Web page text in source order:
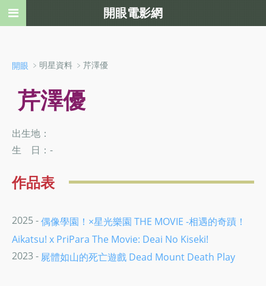
開眼 ﹥明星資料 ﹥芹澤優
芹澤優
出生地：
生 日：-
作品表
2025 -偶像學園！×星光樂園 THE MOVIE -相遇的奇蹟！
Aikatsu! x PriPara The Movie: Deai No Kiseki!
2023 - 屍體如山的死亡遊戲 Dead Mount Death Play
開眼電影網